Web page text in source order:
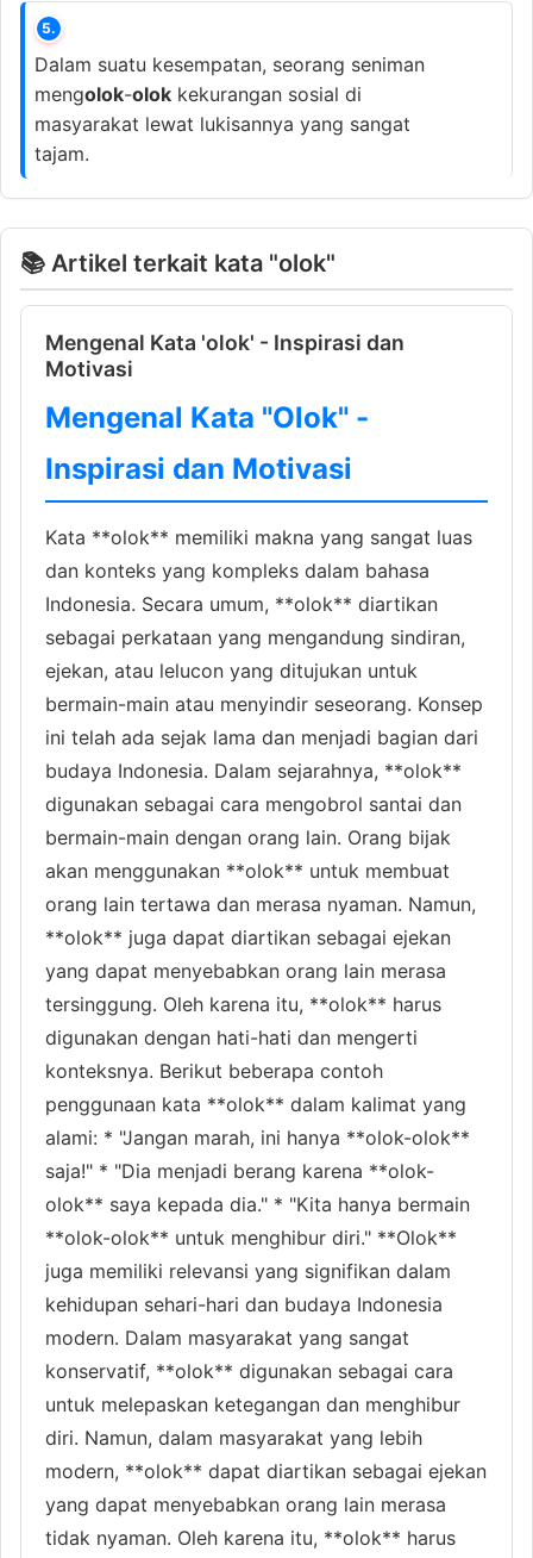
5.
Dalam suatu kesempatan, seorang seniman
mengolok-olok kekurangan sosial di
masyarakat lewat lukisannya yang sangat
tajam.
📚 Artikel terkait kata "olok"
Mengenal Kata 'olok' - Inspirasi dan
Motivasi
Mengenal Kata "Olok" -
Inspirasi dan Motivasi
Kata **olok** memiliki makna yang sangat luas
dan konteks yang kompleks dalam bahasa
Indonesia. Secara umum, **olok** diartikan
sebagai perkataan yang mengandung sindiran,
ejekan, atau lelucon yang ditujukan untuk
bermain-main atau menyindir seseorang. Konsep
ini telah ada sejak lama dan menjadi bagian dari
budaya Indonesia. Dalam sejarahnya, **olok**
digunakan sebagai cara mengobrol santai dan
bermain-main dengan orang lain. Orang bijak
akan menggunakan **olok** untuk membuat
orang lain tertawa dan merasa nyaman. Namun,
**olok** juga dapat diartikan sebagai ejekan
yang dapat menyebabkan orang lain merasa
tersinggung. Oleh karena itu, **olok** harus
digunakan dengan hati-hati dan mengerti
konteksnya. Berikut beberapa contoh
penggunaan kata **olok** dalam kalimat yang
alami: * "Jangan marah, ini hanya **olok-olok**
saja!" * "Dia menjadi berang karena **olok-
olok** saya kepada dia." * "Kita hanya bermain
**olok-olok** untuk menghibur diri." **Olok**
juga memiliki relevansi yang signifikan dalam
kehidupan sehari-hari dan budaya Indonesia
modern. Dalam masyarakat yang sangat
konservatif, **olok** digunakan sebagai cara
untuk melepaskan ketegangan dan menghibur
diri. Namun, dalam masyarakat yang lebih
modern, **olok** dapat diartikan sebagai ejekan
yang dapat menyebabkan orang lain merasa
tidak nyaman. Oleh karena itu, **olok** harus